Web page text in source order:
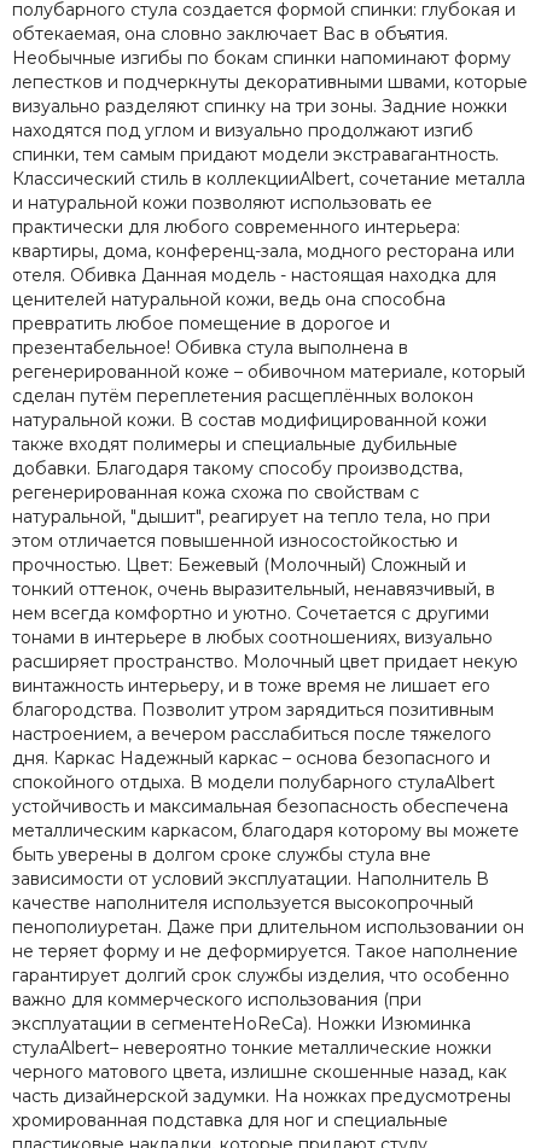
полубарного стула создается формой спинки: глубокая и
обтекаемая, она словно заключает Вас в объятия.
Необычные изгибы по бокам спинки напоминают форму
лепестков и подчеркнуты декоративными швами, которые
визуально разделяют спинку на три зоны. Задние ножки
находятся под углом и визуально продолжают изгиб
спинки, тем самым придают модели экстравагантность.
Классический стиль в коллекцииAlbert, сочетание металла
и натуральной кожи позволяют использовать ее
практически для любого современного интерьера:
квартиры, дома, конференц-зала, модного ресторана или
отеля. Обивка Данная модель - настоящая находка для
ценителей натуральной кожи, ведь она способна
превратить любое помещение в дорогое и
презентабельное! Обивка стула выполнена в
регенерированной коже – обивочном материале, который
сделан путём переплетения расщеплённых волокон
натуральной кожи. В состав модифицированной кожи
также входят полимеры и специальные дубильные
добавки. Благодаря такому способу производства,
регенерированная кожа схожа по свойствам с
натуральной, "дышит", реагирует на тепло тела, но при
этом отличается повышенной износостойкостью и
прочностью. Цвет: Бежевый (Молочный) Сложный и
тонкий оттенок, очень выразительный, ненавязчивый, в
нем всегда комфортно и уютно. Сочетается с другими
тонами в интерьере в любых соотношениях, визуально
расширяет пространство. Молочный цвет придает некую
винтажность интерьеру, и в тоже время не лишает его
благородства. Позволит утром зарядиться позитивным
настроением, а вечером расслабиться после тяжелого
дня. Каркас Надежный каркас – основа безопасного и
спокойного отдыха. В модели полубарного стулаAlbert
устойчивость и максимальная безопасность обеспечена
металлическим каркасом, благодаря которому вы можете
быть уверены в долгом сроке службы стула вне
зависимости от условий эксплуатации. Наполнитель В
качестве наполнителя используется высокопрочный
пенополиуретан. Даже при длительном использовании он
не теряет форму и не деформируется. Такое наполнение
гарантирует долгий срок службы изделия, что особенно
важно для коммерческого использования (при
эксплуатации в сегментеHоReCa). Ножки Изюминка
стулаAlbert– невероятно тонкие металлические ножки
черного матового цвета, излишне скошенные назад, как
часть дизайнерской задумки. На ножках предусмотрены
хромированная подставка для ног и специальные